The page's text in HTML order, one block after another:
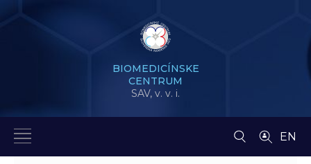
BIOMEDICÍNSKE
CENTRUM
SAV, v. v. i.
EN